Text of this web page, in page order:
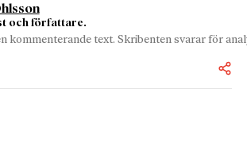
och författare.
kommenterande text. Skribenten svarar för